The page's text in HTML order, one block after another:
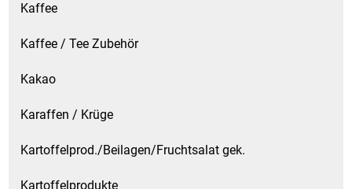
Reinigungshilfsmittel
Reis / Hülsenfrüchte
Salz
Kaffee
Kaffee / Tee Zubehör
Kakao
Karaffen / Krüge
Kartoffelprod./Beilagen/Fruchtsalat gek.
Kartoffelprodukte